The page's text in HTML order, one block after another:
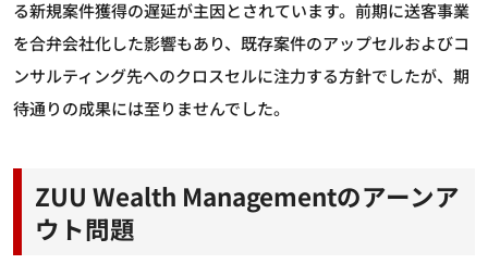
る新規案件獲得の遅延が主因とされています。前期に送客事業
を合弁会社化した影響もあり、既存案件のアップセルおよびコ
ンサルティング先へのクロスセルに注力する方針でしたが、期
待通りの成果には至りませんでした。
ZUU Wealth Managementのアーンア
ウト問題